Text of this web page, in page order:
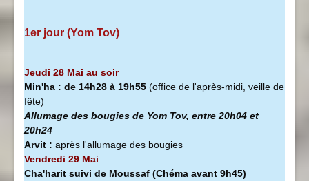
1er jour (Yom Tov)
Jeudi 28 Mai au soir
Min'ha : de 14h28 à 19h55 (office de l'après-midi, veille de
fête)
Allumage des bougies de Yom Tov, entre 20h04 et
20h24
Arvit : après l'allumage des bougies
Vendredi 29 Mai
Cha'harit suivi de Moussaf (Chéma avant 9h45)